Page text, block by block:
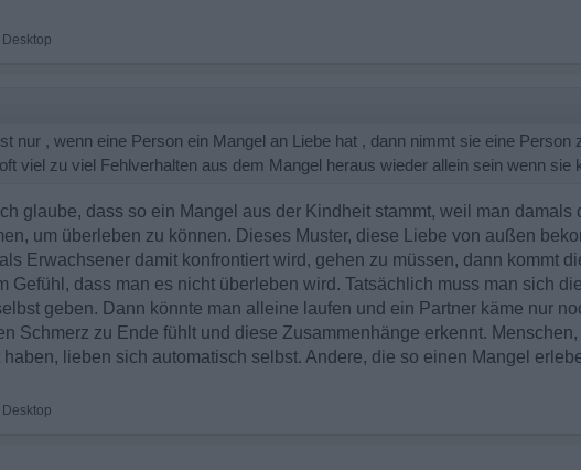
nur , wenn eine Person ein Mangel an Liebe hat , dann nimmt sie eine Person
viel zu viel Fehlverhalten aus dem Mangel heraus wieder allein sein wenn sie
glaube, dass so ein Mangel aus der Kindheit stammt, weil man damals
um überleben zu können. Dieses Muster, diese Liebe von außen
Erwachsener damit konfrontiert wird, gehen zu müssen, dann kommt
Gefühl, dass man es nicht überleben wird. Tatsächlich muss man sich
geben. Dann könnte man alleine laufen und ein Partner käme nur
Schmerz zu Ende fühlt und diese Zusammenhänge erkennt.
haben, lieben sich automatisch selbst. Andere, die so einen Mangel